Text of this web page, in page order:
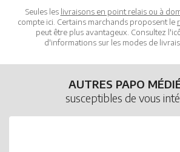
Seules les livraisons en point relais ou à
compte ici. Certains marchands proposent le
peut être plus avantageux. Consultez
d'informations sur les modes de
AUTRES PAPO
susceptibles de vous